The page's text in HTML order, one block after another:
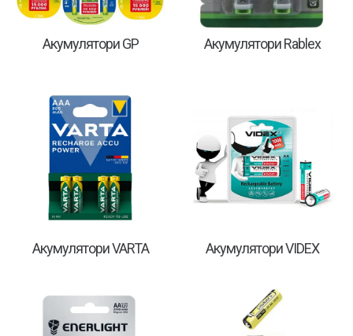
Акумулятори GP Акумулятори Rablex
Акумулятори VARTA Акумулятори VIDEX